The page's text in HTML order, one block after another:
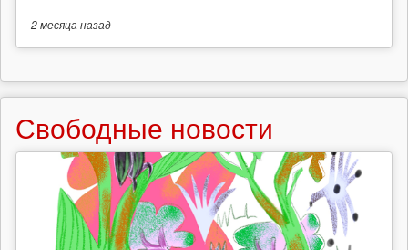
2 месяца назад
Свободные новости